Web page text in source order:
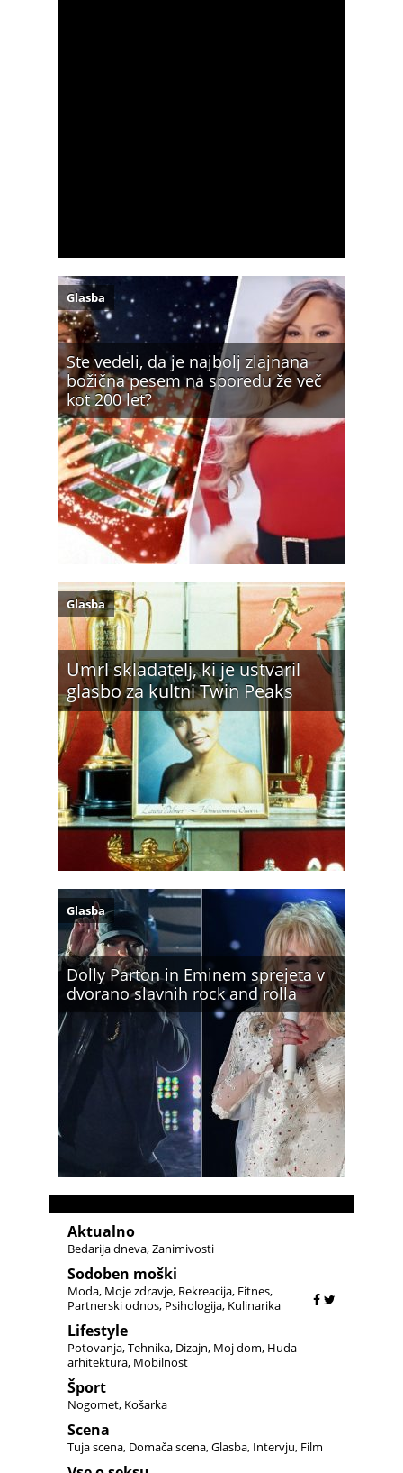
Ste vedeli, da je najbolj zlajnana
božična pesem na sporedu že več
kot 200 let?
Glasba
Umrl skladatelj, ki je ustvaril
glasbo za kultni Twin Peaks
Glasba
Dolly Parton in Eminem sprejeta v
dvorano slavnih rock and rolla
Glasba
Aktualno
Bedarija dneva Zanimivosti
Sodoben moški
Moda Moje zdravje Rekreacija Fitnes
Partnerski odnos Psihologija Kulinarika
Lifestyle
Potovanja Tehnika Dizajn Moj dom Huda
arhitektura Mobilnost
Šport
Nogomet Košarka
Scena
Tuja scena Domača scena Glasba Intervju Film